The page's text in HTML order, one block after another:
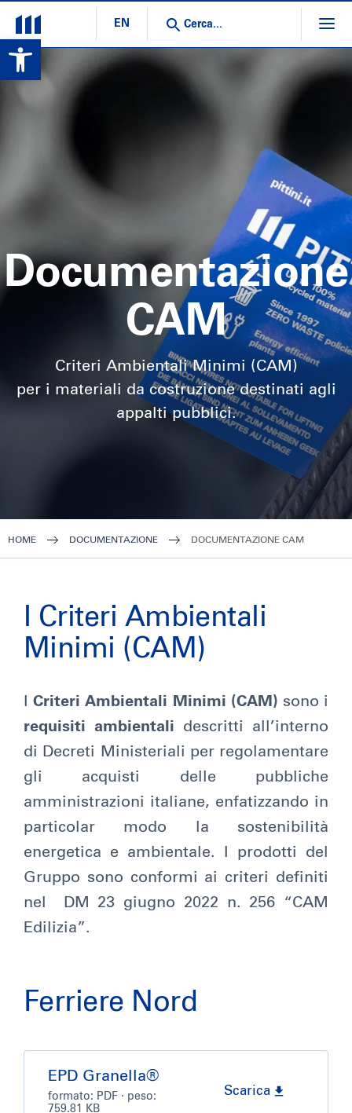
Open toolbar
EN
Documentazione
CAM
Criteri Ambientali Minimi (CAM)
per i materiali da costruzione destinati agli
appalti pubblici.
HOME DOCUMENTAZIONE DOCUMENTAZIONE CAM
I Criteri Ambientali
Minimi (CAM)
ICriteri Ambientali Minimi (CAM) sono i
requisiti ambientali descritti all’interno
di Decreti Ministeriali per regolamentare
gli acquisti delle pubbliche
amministrazioni italiane, enfatizzando in
particolar modo la sostenibilità
energetica e ambientale. I prodotti del
Gruppo sono conformi ai criteri definiti
nel DM 23 giugno 2022 n. 256 “CAM
Edilizia”.
Ferriere Nord
EPD Granella®
formato: PDF · peso:
759.81 KB
Scarica